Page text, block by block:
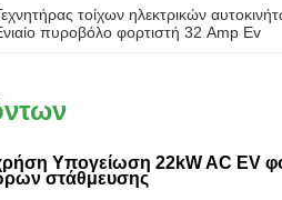
τοίχων ηλεκτρικών
πυροβόλο φορτιστή 32 Amp Ev
Υπογείωση 22kW AC EV
στάθμευσης